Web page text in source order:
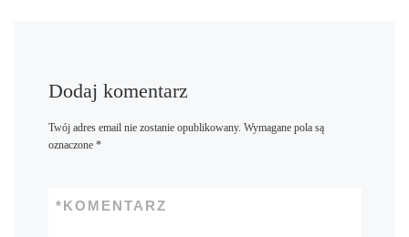
Dodaj komentarz
Twój adres email nie zostanie opublikowany. Wymagane pola są
oznaczone *
KOMENTARZ
*